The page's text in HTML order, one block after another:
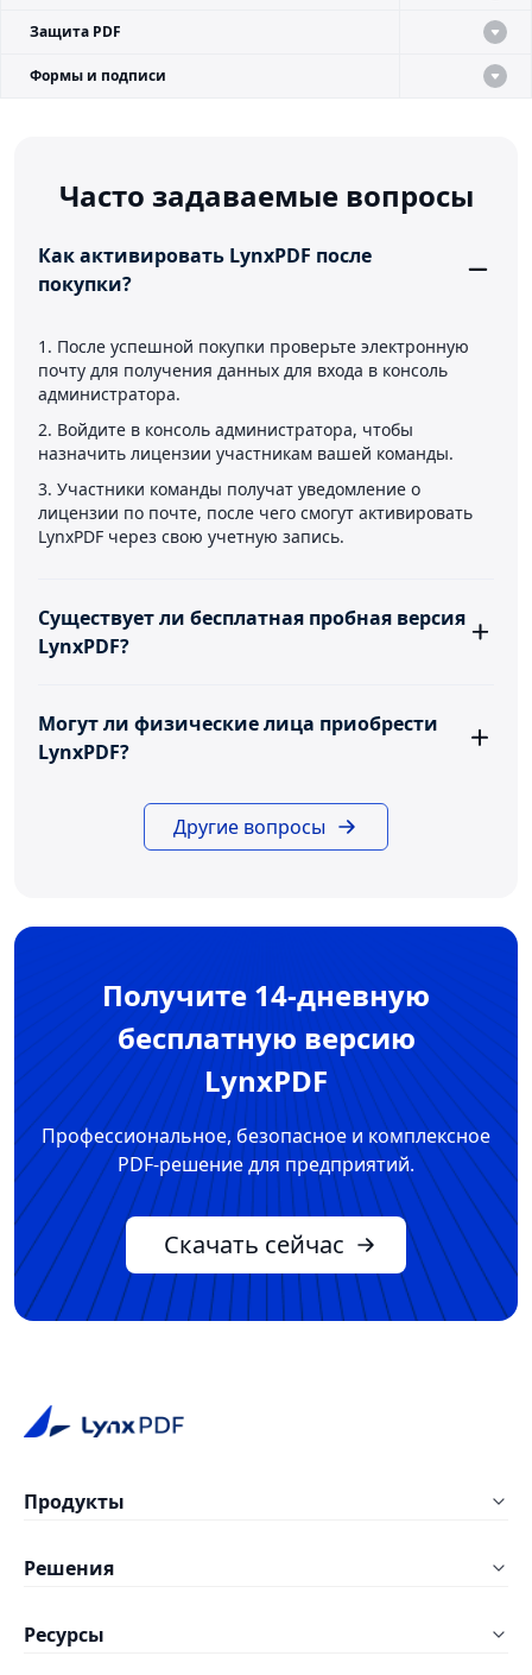
Защита PDF
Формы и подписи
Часто задаваемые вопросы
Как активировать LynxPDF после
покупки?
1. После успешной покупки проверьте электронную
почту для получения данных для входа в консоль
администратора.
2. Войдите в консоль администратора, чтобы
назначить лицензии участникам вашей команды.
3. Участники команды получат уведомление о
лицензии по почте, после чего смогут активировать
LynxPDF через свою учетную запись.
Существует ли бесплатная пробная версия
LynxPDF?
Могут ли физические лица приобрести
LynxPDF?
Другие вопросы
Получите 14-дневную
бесплатную версию
LynxPDF
Профессиональное, безопасное и комплексное
PDF-решение для предприятий.
Скачать сейчас
Продукты
LynxPDF Web
Решения
Ресурсы